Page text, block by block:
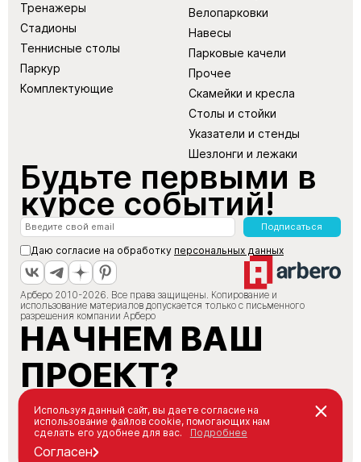
Тренажеры
Стадионы
Теннисные столы
Паркур
Комплектующие
Велопарковки
Навесы
Парковые качели
Прочее
Скамейки и кресла
Столы и стойки
Указатели и стенды
Шезлонги и лежаки
Будьте первыми в
курсе событий!
Подписаться
Даю согласие на обработку персональных данных
Арберо 2010-2026. Все права защищены. Копирование и
использование материалов допускается только с письменного
разрешения компании Арберо
НАЧНЕМ ВАШ
ПРОЕКТ?
+7 (495) 147-66-88
info@arbero.ru
Используя данный сайт, вы даете согласие на
использование файлов cookie, помогающих нам
сделать его удобнее для вас.
Подробнее
Согласен